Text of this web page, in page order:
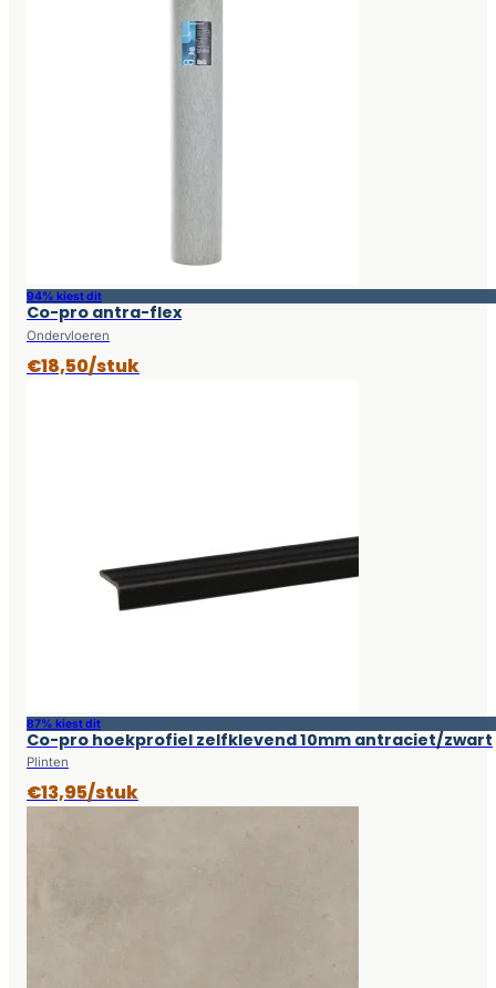
94% kiest dit
Co-pro antra-flex
Ondervloeren
€18,50/stuk
87% kiest dit
Co-pro hoekprofiel zelfklevend 10mm antraciet/zwart
Plinten
€13,95/stuk